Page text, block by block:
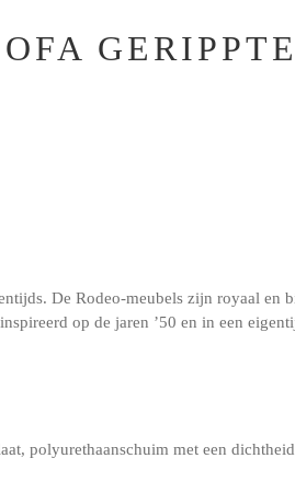
De Rodeo-meubels zijn royaal
op de jaren ’50 en in een
polyurethaanschuim met een